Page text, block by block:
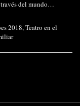
del mundo…
2018,Teatro en el